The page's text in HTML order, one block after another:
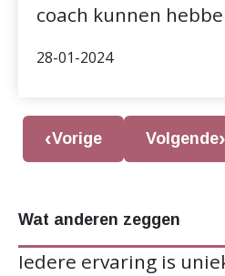
coach kunnen
28-01-2024
Vorige Volgende
Wat anderen zeggen
Iedere ervaring is